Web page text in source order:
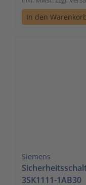
In den
Siemens
3SK1111-1AB30